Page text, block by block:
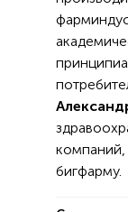
бигфарму.